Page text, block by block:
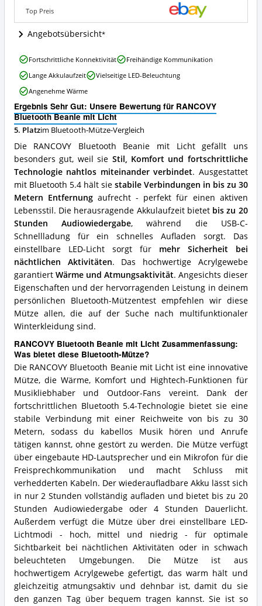
diese
Bluetooth-
erhältlich?
Top Preis
Angebotsübersicht
Ergebnis Sehr Gut: Unsere Bewertung für RANCOVY
Bluetooth Beanie mit Licht
5. Platzim Bluetooth-Mütze-Vergleich
Die RANCOVY Bluetooth Beanie mit Licht gefällt uns
besonders gut, weil sie Stil, Komfort und fortschrittliche
Technologie nahtlos miteinander verbindet. Ausgestattet
mit Bluetooth 5.4 hält sie stabile Verbindungen in bis zu 30
Metern Entfernungaufrecht - perfekt für einen aktiven
Lebensstil. Die herausragende Akkulaufzeit bietet bis zu 20
Stunden Audiowiedergabe, während die USB-C-
Schnellladung für ein schnelles Aufladen sorgt. Das
einstellbare LED-Licht sorgt für mehr Sicherheit bei
nächtlichen Aktivitäten. Das hochwertige Acrylgewebe
garantiert Wärme und Atmungsaktivität. Angesichts dieser
Eigenschaften und der hervorragenden Leistung in deinem
persönlichen Bluetooth-Mützentest empfehlen wir diese
Mütze allen, die auf der Suche nach multifunktionaler
Winterkleidung sind.
RANCOVY Bluetooth Beanie mit Licht Zusammenfassung:
Was bietet diese Bluetooth-Mütze?
Die RANCOVY Bluetooth Beanie mit Licht ist eine innovative
Mütze, die Wärme, Komfort und Hightech-Funktionen für
Musikliebhaber und Outdoor-Fans vereint. Dank der
fortschrittlichen Bluetooth 5.4-Technologie bietet sie eine
stabile Verbindung mit einer Reichweite von bis zu 30
Metern, sodass du kabellos Musik hören und Anrufe
tätigen kannst, ohne gestört zu werden. Die Mütze verfügt
über eingebaute HD-Lautsprecher und ein Mikrofon für die
Freisprechkommunikation und macht Schluss mit
verhedderten Kabeln. Der wiederaufladbare Akku lässt sich
in nur 2 Stunden vollständig aufladen und bietet bis zu 20
Stunden Audiowiedergabe oder 4 Stunden Dauerlicht.
Außerdem verfügt die Mütze über drei einstellbare LED-
Lichtmodi - hoch, mittel und niedrig - für optimale
Sichtbarkeit bei nächtlichen Aktivitäten oder in schwach
beleuchteten Umgebungen. Die Mütze ist aus
hochwertigem Acrylgewebe gefertigt, das warm hält und
gleichzeitig atmungsaktiv und dehnbar ist, damit du sie
den ganzen Tag über bequem tragen kannst. Sie ist so
RANCOVY
Bluetooth
Beanie
mit
Licht
Vorteile:
Was
spricht
für
diese
Bluetooth-
Mütze?
Fortschrittliche Konnektivität
Freihändige Kommunikation
Lange Akkulaufzeit
Vielseitige LED-Beleuchtung
Angenehme Wärme